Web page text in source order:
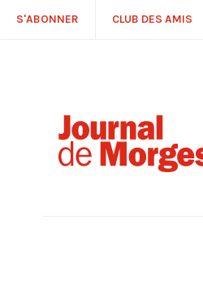
S'ABONNER CLUB DES AMIS